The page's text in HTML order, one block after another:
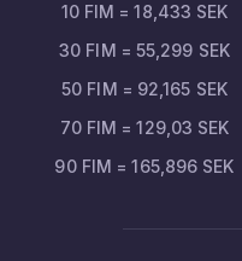
10 FIM =18,433 SEK
30 FIM = 55,299 SEK
50 FIM = 92,165 SEK
70 FIM =129,03 SEK
90 FIM =165,896 SEK